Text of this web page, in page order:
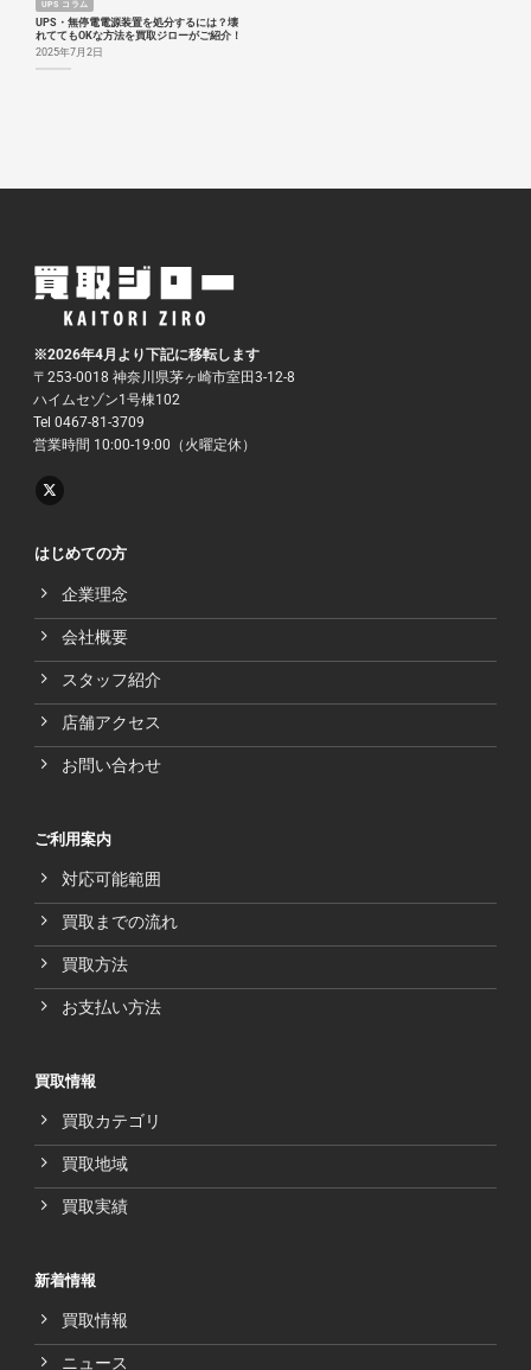
UPS コラム
UPS・無停電電源装置を処分するには？壊
れててもOKな方法を買取ジローがご紹介！
2025年7月2日
※2026年4月より下記に移転します
〒253-0018 神奈川県茅ヶ崎市室田3-12-8
ハイムセゾン1号棟102
Tel 0467-81-3709
営業時間 10:00-19:00（火曜定休）
はじめての方
企業理念
会社概要
スタッフ紹介
店舗アクセス
お問い合わせ
ご利用案内
対応可能範囲
買取までの流れ
買取方法
お支払い方法
買取情報
買取カテゴリ
買取地域
買取実績
新着情報
買取情報
ニュース